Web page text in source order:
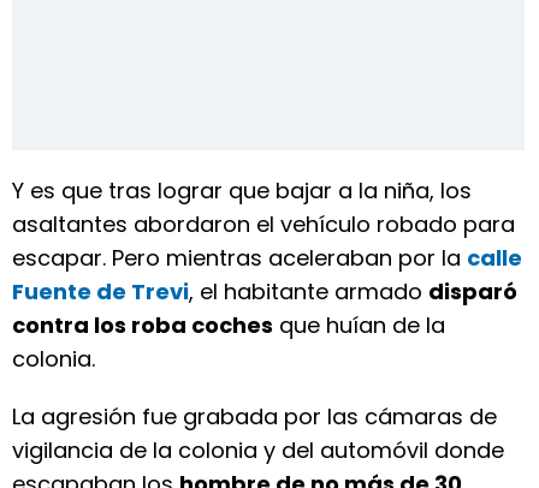
Y es que tras lograr que bajar a la niña, los
asaltantes abordaron el vehículo robado para
escapar. Pero mientras aceleraban por la calle
Fuente de Trevi, el habitante armado disparó
contra los roba coches que huían de la
colonia.
La agresión fue grabada por las cámaras de
vigilancia de la colonia y del automóvil donde